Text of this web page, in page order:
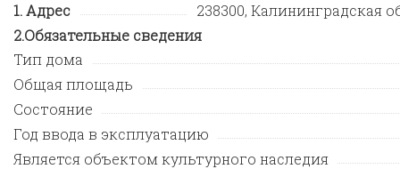
Адрес
238300, Калининградская
Обязательные сведения
Тип дома
Общая площадь
Состояние
Год ввода в эксплуатацию
Является объектом культурного наследия